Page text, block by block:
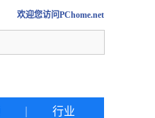
欢迎您访问PChome.net
行业